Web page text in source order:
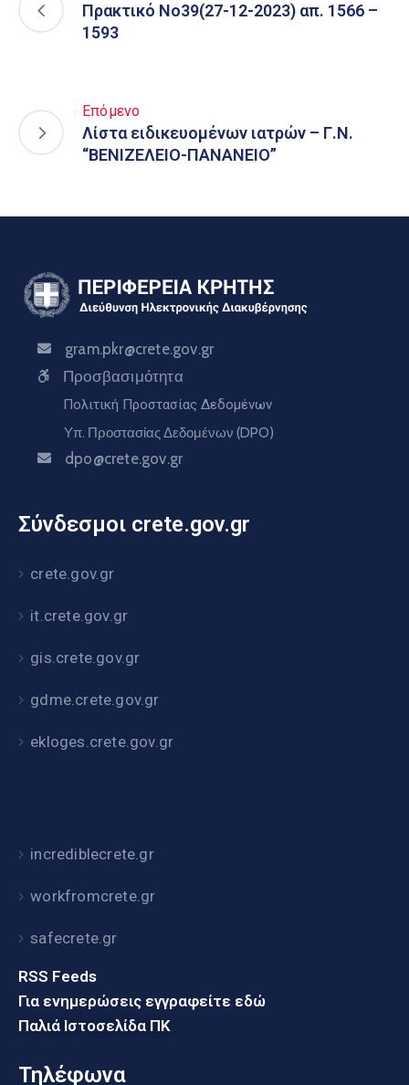
Πρακτικό Νο39(27-12-2023) απ. 1566 –
1593
Επόμενο
Λίστα ειδικευομένων ιατρών – Γ.Ν.
“ΒΕΝΙΖΕΛΕΙΟ-ΠΑΝΑΝΕΙΟ”
gram.pkr@crete.gov.gr
Προσβασιμότητα
Πολιτική Προστασίας Δεδομένων
Υπ. Προστασίας Δεδομένων (DPO)
dpo@crete.gov.gr
Σύνδεσμοι crete.gov.gr
crete.gov.gr
it.crete.gov.gr
gis.crete.gov.gr
gdme.crete.gov.gr
ekloges.crete.gov.gr
incrediblecrete.gr
workfromcrete.gr
safecrete.gr
RSS Feeds
Για ενημερώσεις εγγραφείτε εδώ
Παλιά Ιστοσελίδα ΠΚ
Τηλέφωνα